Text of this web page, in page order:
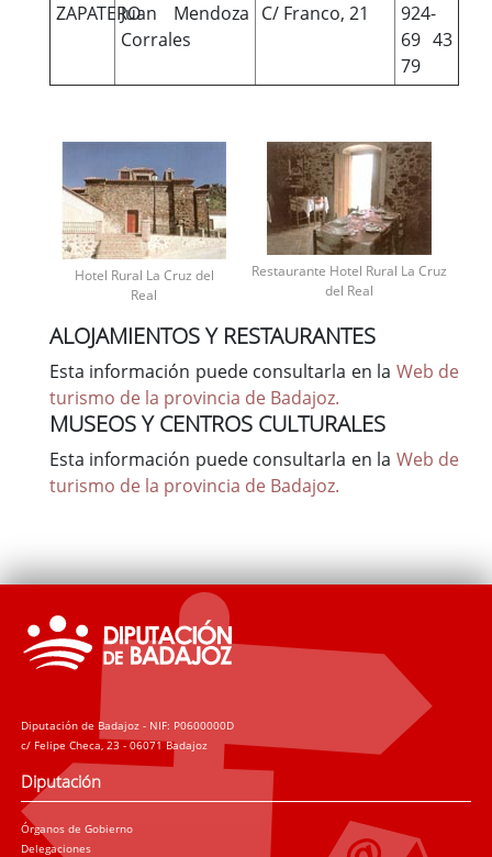
ZAPATEROJuan Mendoza
Corrales
C/ Franco, 21
924-
69 43
79
Hotel Rural La Cruz del
Real
Restaurante Hotel Rural La Cruz
del Real
ALOJAMIENTOS Y RESTAURANTES
Esta información puede consultarla en la Web de
turismo de la provincia de Badajoz.
MUSEOS Y CENTROS CULTURALES
Esta información puede consultarla en la Web de
turismo de la provincia de Badajoz.
Diputación de Badajoz - NIF: P0600000D
c/ Felipe Checa, 23 - 06071 Badajoz
Diputación
Órganos de Gobierno
Delegaciones